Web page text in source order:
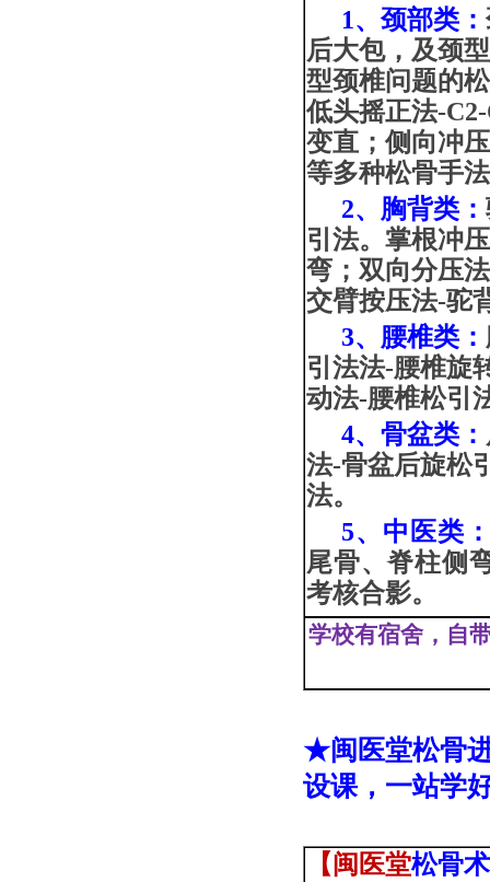
1、颈部类 ：
后大包，及颈
型颈椎问题的
低头摇正法-
变直 ；侧向冲
等多种松骨手法
2、 胸背类 ：
引法。掌根冲
弯 ；双向分压
交臂按压法-驼
3、腰椎类：
引法法-腰椎旋
动法-腰椎松引
4、骨盆类：
法-骨盆后旋松
法。
5、中医类
尾骨、脊柱侧
考核合影。
学校有宿舍，自
★闽医堂松骨
设课，一站学
【 闽医堂松骨